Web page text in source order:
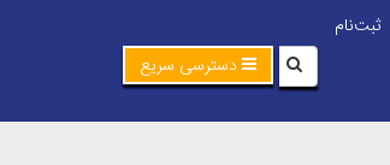
ثبت‌نام
دسترسی سریع